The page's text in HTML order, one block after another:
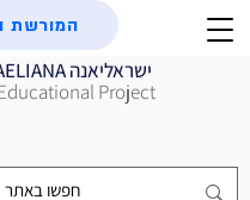
ISRAELIANA ישראליאנה
Project
המורשת